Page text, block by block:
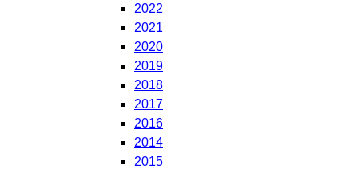
2022
2021
2020
2019
2018
2017
2016
2014
2015